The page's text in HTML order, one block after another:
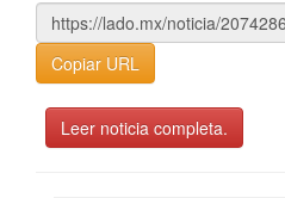
Copiar URL
Leer noticia completa.